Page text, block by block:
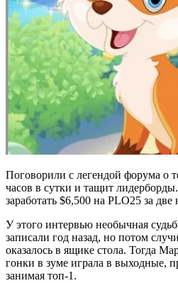
Поговорили с легендой форума о
часов в сутки и тащит
заработать $6,500 на PLO25 за
У этого интервью необычная
записали год назад, но потом
оказалось в ящике стола. Тогда
гонки в зуме играла в выходные,
занимая топ-1.